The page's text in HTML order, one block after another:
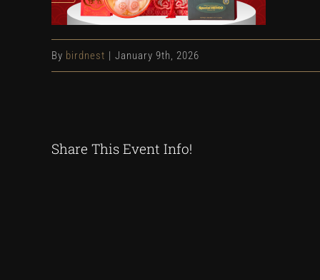
By birdnest | January 9th, 2026
Share This Event Info!